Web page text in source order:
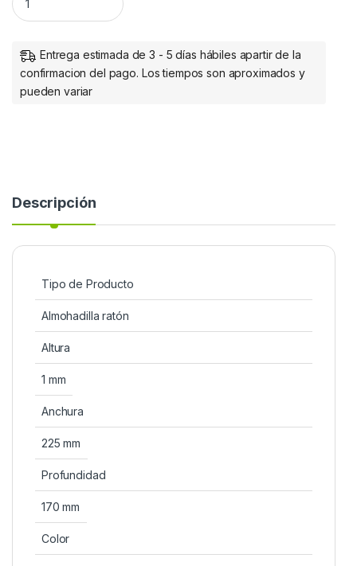
Entrega estimada de 3 - 5 días hábiles apartir de la
confirmacion del pago. Los tiempos son aproximados y
pueden variar
Descripción
Tipo de Producto
Almohadilla ratón
Altura
1 mm
Anchura
225 mm
Profundidad
170 mm
Color